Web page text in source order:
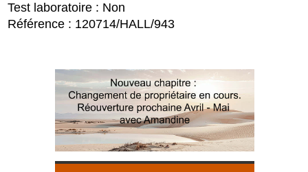
Test laboratoire : Non
Référence : 120714/HALL/943